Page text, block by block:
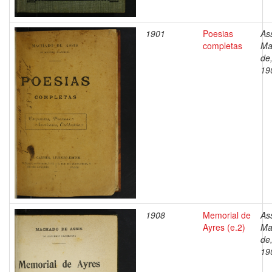
1901
Poesias
completas
1908
Memorial de
Ayres (e.2)